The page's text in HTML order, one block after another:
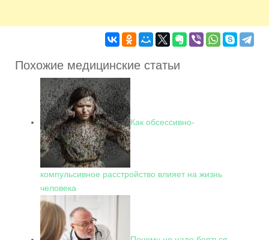
Похожие медицинские статьи
Как обсессивно-
компульсивное расстройство влияет на жизнь
человека